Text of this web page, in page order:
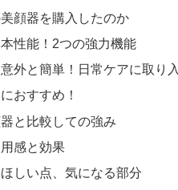
顔器を購入したのか
性能！2つの強力機能
外と簡単！日常ケアに取り
おすすめ！
と比較しての強み
感と効果
しい点、気になる部分